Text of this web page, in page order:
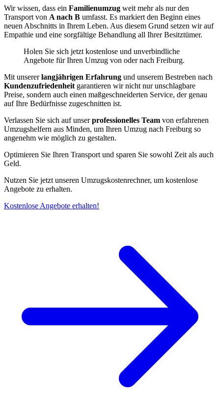
Wir wissen, dass ein Familienumzug weit mehr als nur den
Transport von A nach B umfasst. Es markiert den Beginn eines
neuen Abschnitts in Ihrem Leben. Aus diesem Grund setzen wir auf
Empathie und eine sorgfältige Behandlung all Ihrer Besitztümer.
Holen Sie sich jetzt kostenlose und unverbindliche
Angebote für Ihren Umzug von oder nach Freiburg.
Mit unsererlangjährigen Erfahrung und unserem Bestreben nach
Kundenzufriedenheit garantieren wir nicht nur unschlagbare
Preise, sondern auch einen maßgeschneiderten Service, der genau
auf Ihre Bedürfnisse zugeschnitten ist.
Verlassen Sie sich auf unserprofessionelles Team von erfahrenen
Umzugshelfern aus Minden, um Ihren Umzug nach Freiburg so
angenehm wie möglich zu gestalten.
Optimieren Sie Ihren Transport und sparen Sie sowohl Zeit als auch
Geld.
Nutzen Sie jetzt unseren Umzugskostenrechner, um kostenlose
Angebote zu erhalten.
Kostenlose Angebote erhalten!